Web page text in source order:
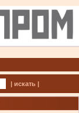
| искать |